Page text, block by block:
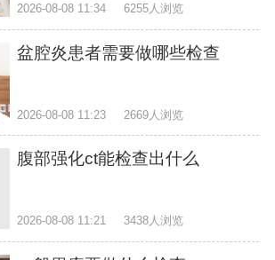
2026-08-08 11:34 6255人浏览
盆腔炎患者需要做哪些检查
2026-08-08 11:23 2669人浏览
腹部强化ct能检查出什么
2026-08-08 11:21 3438人浏览